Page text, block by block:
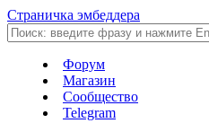
Страничка эмбеддера
Форум
Магазин
Сообщество
Telegram